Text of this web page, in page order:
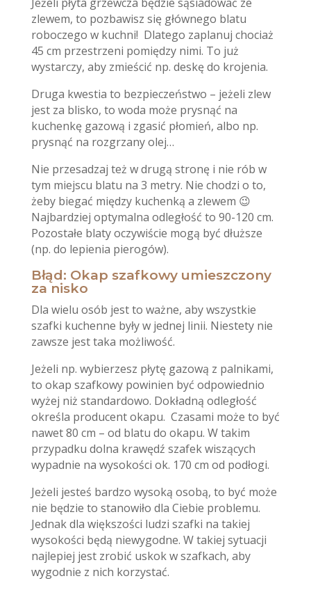
zlewem, to pozbawisz się głównego blatu
roboczego w kuchni! Dlatego zaplanuj chociaż
45 cm przestrzeni pomiędzy nimi. To już
wystarczy, aby zmieścić np. deskę do krojenia.
Druga kwestia to bezpieczeństwo – jeżeli zlew
jest za blisko, to woda może prysnąć na
kuchenkę gazową i zgasić płomień, albo np.
prysnąć na rozgrzany olej…
Nie przesadzaj też w drugą stronę i nie rób w
tym miejscu blatu na 3 metry. Nie chodzi o to,
żeby biegać między kuchenką a zlewem 😉
Najbardziej optymalna odległość to 90-120 cm.
Pozostałe blaty oczywiście mogą być dłuższe
(np. do lepienia pierogów).
Błąd: Okap szafkowy umieszczony
za nisko
Dla wielu osób jest to ważne, aby wszystkie
szafki kuchenne były w jednej linii. Niestety nie
zawsze jest taka możliwość.
Jeżeli np. wybierzesz płytę gazową z palnikami,
to okap szafkowy powinien być odpowiednio
wyżej niż standardowo. Dokładną odległość
określa producent okapu. Czasami może to być
nawet 80 cm – od blatu do okapu. W takim
przypadku dolna krawędź szafek wiszących
wypadnie na wysokości ok. 170 cm od podłogi.
Jeżeli jesteś bardzo wysoką osobą, to być może
nie będzie to stanowiło dla Ciebie problemu.
Jednak dla większości ludzi szafki na takiej
wysokości będą niewygodne. W takiej sytuacji
najlepiej jest zrobić uskok w szafkach, aby
wygodnie z nich korzystać.